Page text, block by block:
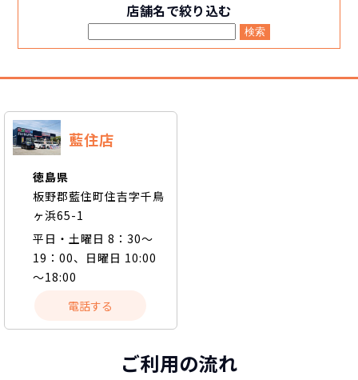
店舗名で絞り込む
検索
藍住店
徳島県
板野郡藍住町住吉字千鳥
ヶ浜65-1
平日・土曜日 8：30～
19：00、日曜日 10:00
～18:00
電話する
ご利用の流れ